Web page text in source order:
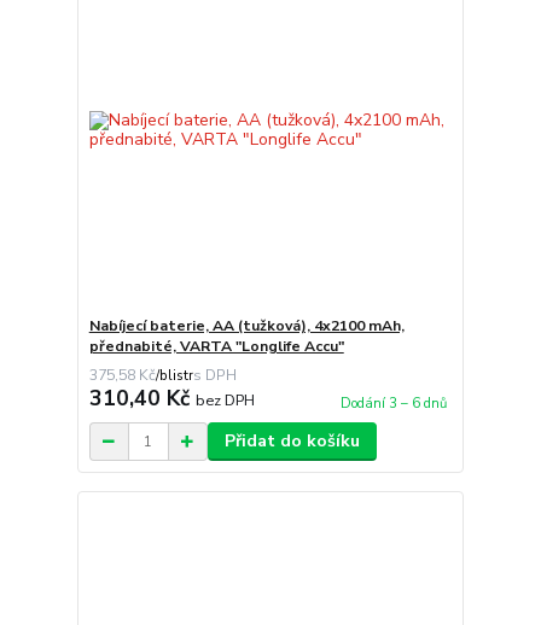
Nabíjecí baterie, AA (tužková), 4x2100 mAh,
přednabité, VARTA "Longlife Accu"
375,58 Kč/blistr
310,40 Kč bez DPH Dodání 3 – 6 dnů
Přidat do košíku